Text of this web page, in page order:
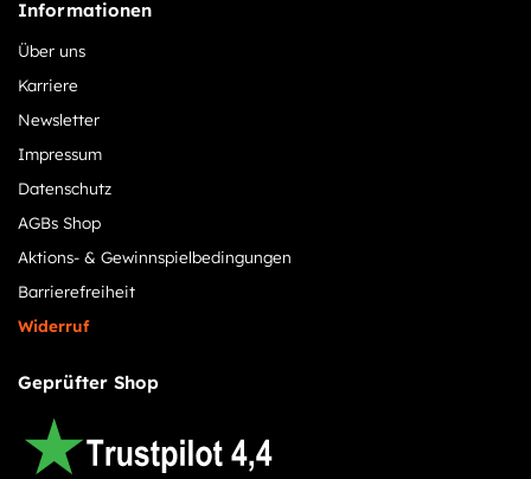
Informationen
Über uns
Karriere
Newsletter
Impressum
Datenschutz
AGBs Shop
Aktions- & Gewinnspielbedingungen
Barrierefreiheit
Widerruf
Geprüfter Shop